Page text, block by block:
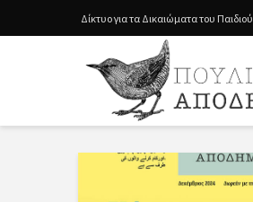
Δίκτυο για τα Δικαιώματα του Παιδιού